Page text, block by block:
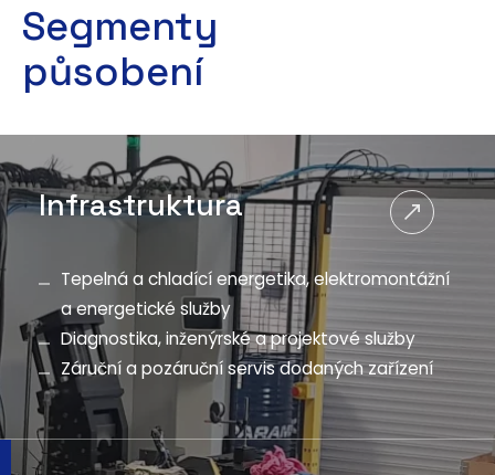
Segmenty
působení
Infrastruktura
Tepelná a chladící energetika, elektromontážní
a energetické služby
Diagnostika, inženýrské a projektové služby
Záruční a pozáruční servis dodaných zařízení